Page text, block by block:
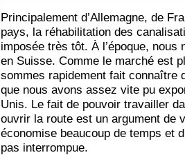
Principalement d’Allemagne, de
pays, la réhabilitation des
imposée très tôt. À l’époque, nous
en Suisse. Comme le marché est
sommes rapidement fait connaître
que nous avons assez vite pu
Unis. Le fait de pouvoir travailler
ouvrir la route est un argument de
économise beaucoup de temps et
pas interrompue.